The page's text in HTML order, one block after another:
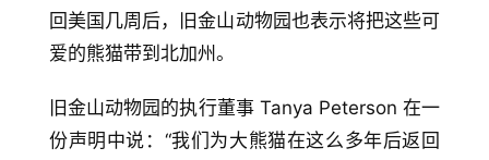
回美国几周后，旧金山动物园也表示将把这些可
爱的熊猫带到北加州。
旧金山动物园的执行董事 Tanya Peterson 在一
份声明中说：“我们为大熊猫在这么多年后返回